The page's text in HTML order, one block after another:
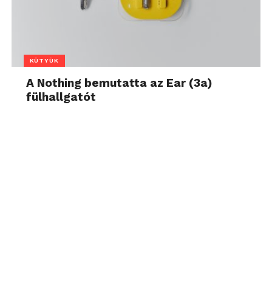
KÜTYÜK
A Nothing bemutatta az Ear (3a)
fülhallgatót